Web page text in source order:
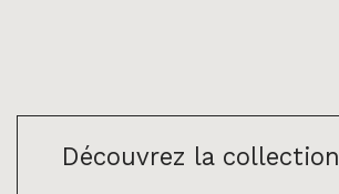
Découvrez la collection